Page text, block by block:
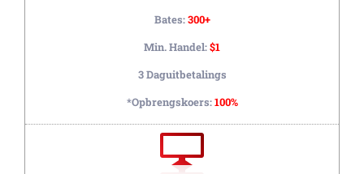
Bates:300+
Min. Handel:$1
3 Daguitbetalings
*Opbrengskoers:100%